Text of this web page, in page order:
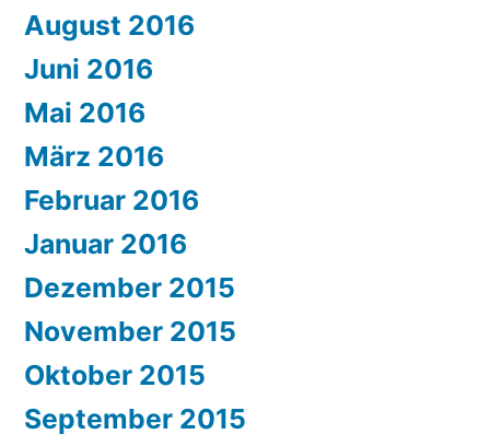
August 2016
Juni 2016
Mai 2016
März 2016
Februar 2016
Januar 2016
Dezember 2015
November 2015
Oktober 2015
September 2015